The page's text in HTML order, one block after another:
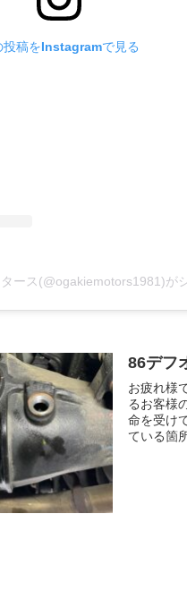
投稿をInstagramで見る
ース(@ogakiemotors1981)が
86デフ
お疲れ様
るお客様
命を受け
ている箇